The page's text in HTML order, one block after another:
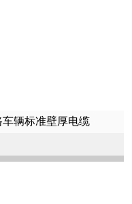
车辆标准壁厚电缆